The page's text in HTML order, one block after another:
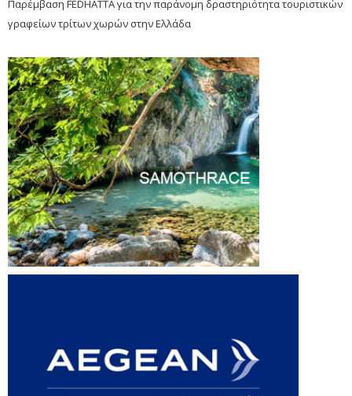
Παρέμβαση FEDHATTA για την παράνομη δραστηριότητα τουριστικών
γραφείων τρίτων χωρών στην Ελλάδα